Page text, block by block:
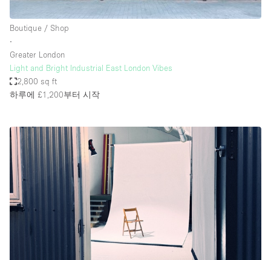
Boutique / Shop
∙
Greater London
Light and Bright Industrial East London Vibes
2,800 sq ft
하루에 £1,200부터 시작